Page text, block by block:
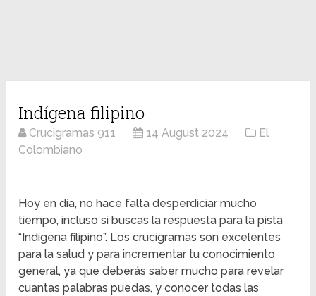
Indígena filipino
Crucigramas 911 14 August 2024
El
Colombiano
Hoy en día, no hace falta desperdiciar mucho
tiempo, incluso si buscas la respuesta para la pista
“Indígena filipino”. Los crucigramas son excelentes
para la salud y para incrementar tu conocimiento
general, ya que deberás saber mucho para revelar
cuantas palabras puedas, y conocer todas las